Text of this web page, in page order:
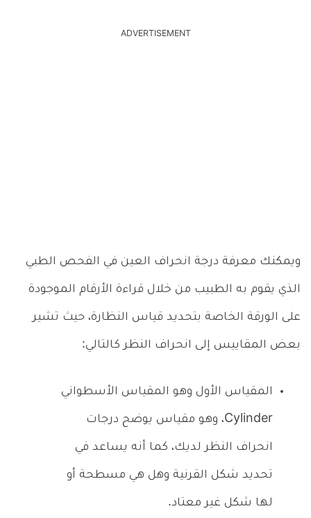
ADVERTISEMENT
ويمكنك معرفة درجة انحراف العين في الفحص الطبي
الذي يقوم به الطبيب من خلال قراءة الأرقام الموجودة
على الورقة الخاصة بتحديد قياس النظارة، حيث تشير
بعض المقاييس إلى انحراف النظر كالتالي:
المقياس الأول وهو المقياس الأسطواني
Cylinder، وهو مقياس يوضح درجات
انحراف النظر لديك، كما أنه يساعد في
تحديد شكل القرنية وهل هي مسطحة أو
لها شكل غير معتاد.